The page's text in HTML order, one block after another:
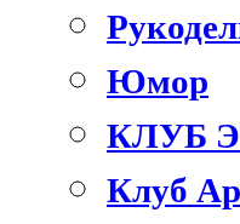
Юмор
КЛУБ
Клуб